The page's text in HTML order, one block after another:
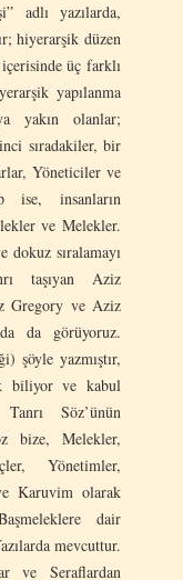
adlı yazılarda,
hiyerarşik düzen
üç farklı
yapılanma
yakın olanlar;
sıradakiler, bir
Yöneticiler ve
ise, insanların
ve Melekler.
sıralamayı
taşıyan Aziz
Gregory ve Aziz
da görüyoruz.
şöyle yazmıştır,
biliyor ve kabul
Söz’ünün
bize, Melekler,
Yönetimler,
Karuvim olarak
dair
mevcuttur.
ve Seraflardan